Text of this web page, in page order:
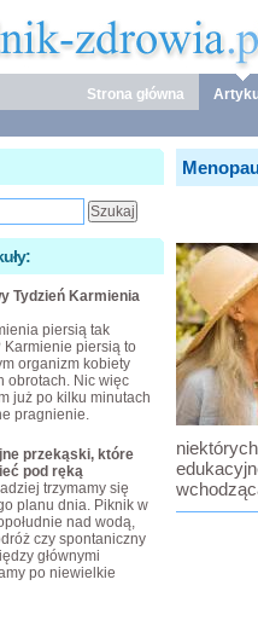
Strona główna
Tydzień Karmienia
piersią tak
Karmienie piersią to
organizm kobiety
obrotach. Nic więc
już po kilku minutach
pragnienie.
przekąski, które
pod ręką
trzymamy się
planu dnia. Piknik w
nad wodą,
czy spontaniczny
głównymi
po niewielkie